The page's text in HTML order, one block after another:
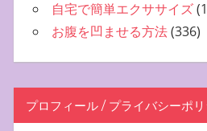
自宅で簡単エクササイズ
お腹を凹ませる方法(336)
プロフィール / プライバシーポ